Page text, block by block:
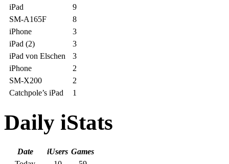
iPad
9
SM-A165F
8
iPhone
3
iPad (2)
3
iPad von Elschen
3
iPhone
2
SM-X200
2
Catchpole’s iPad
1
Daily iStats
Date iUsers Games